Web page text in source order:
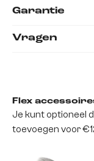
Garantie
Vragen
Flex
Je kunt optioneel
toevoegen voor